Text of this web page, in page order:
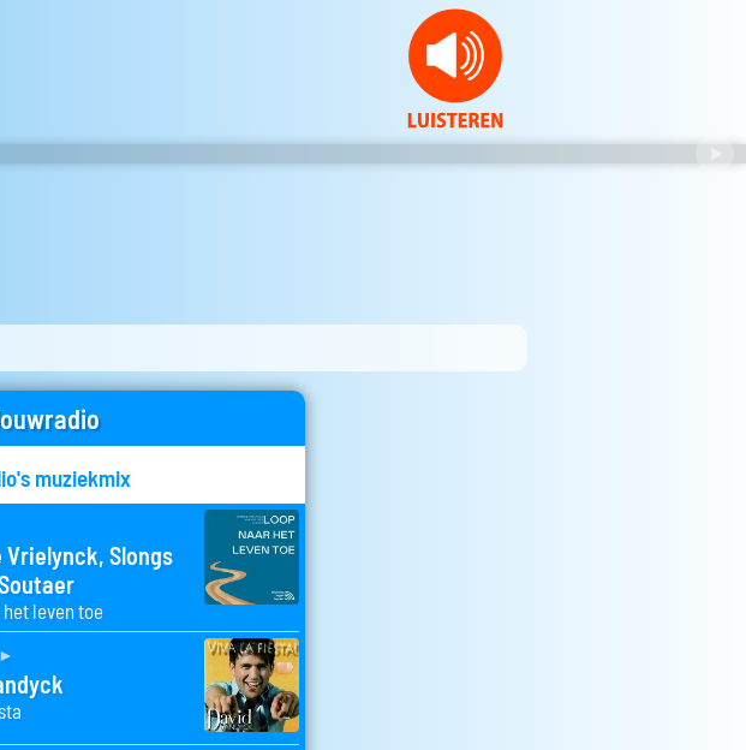
muziekmix
Slongs
leven toe
►